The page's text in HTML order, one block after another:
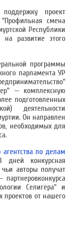
проект
смена
Республики
на развитие этого
программы
парламента УР
— комплексную
подготовленных
деятельности
Он направлен
необходимых для
агентства по делам
конкурсная
авторы получат
Селигера"
и
проектов от нашего